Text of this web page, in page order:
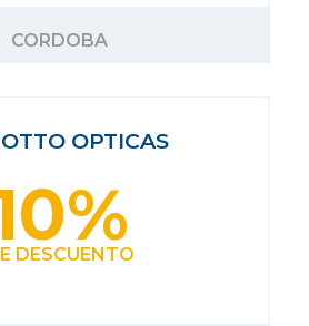
CORDOBA
OPTICAS
DESCUENTO